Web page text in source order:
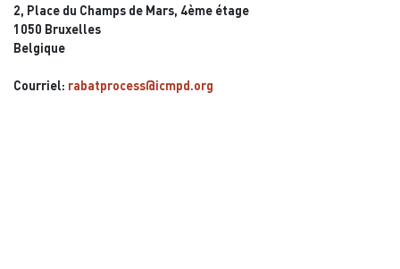
2, Place du Champs de Mars, 4ème étage
1050 Bruxelles
Belgique
Courriel: rabatprocess@icmpd.org